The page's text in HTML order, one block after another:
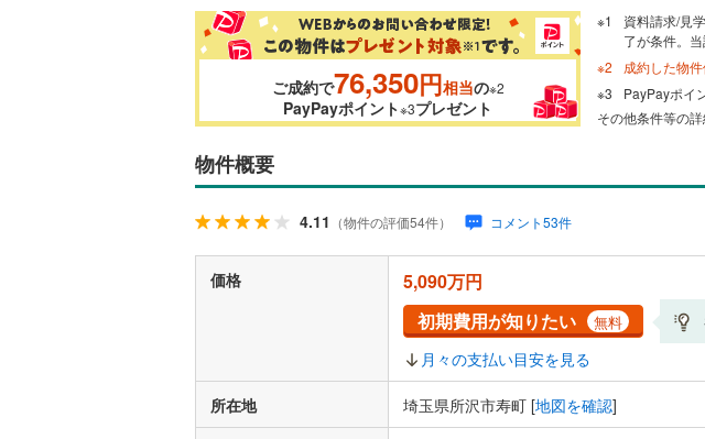
ご成約で76,350円相当の※2
PayPayポイント※3プレゼント
資料請求/見
了が条件。
成約した物
PayPayポイ
その他条件等の
物件概要
4.11 （物件の評価54件） コメント53件
価格
5,090万円
初期費用が知りたい
無料
月々の支払い目安を見る
所在地 埼玉県所沢市寿町 [地図を確認]